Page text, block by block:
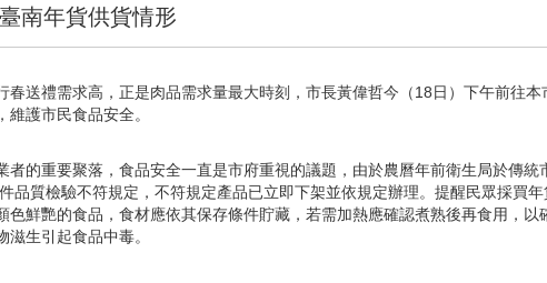
南年貨供貨情形
春送禮需求高，正是肉品需求量最大時刻，市長黃偉哲今（18日）下午前往
護市民食品安全。
重要聚落，食品安全一直是市府重視的議題，由於農曆年前衛生局於傳統
品質檢驗不符規定，不符規定產品已立即下架並依規定辦理。提醒民眾採買
鮮艷的食品，食材應依其保存條件貯藏，若需加熱應確認煮熟後再食用，
生引起食品中毒。